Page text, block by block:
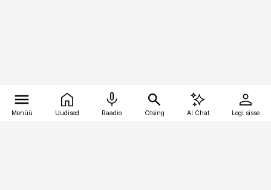
Menüü Uudised Raadio Otsing AI Chat Logi sisse